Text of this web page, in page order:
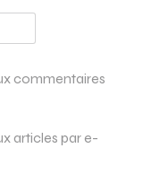
commentaires
articles par e-